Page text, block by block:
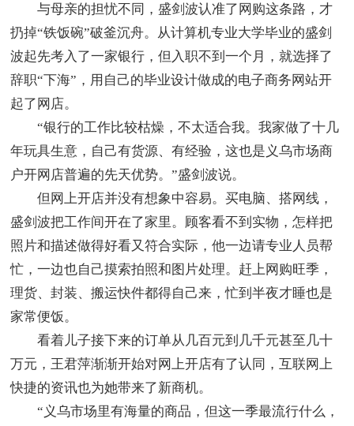
与母亲的担忧不同，盛剑波认准了网购这条路，才
扔掉“铁饭碗”破釜沉舟。从计算机专业大学毕业的盛剑
波起先考入了一家银行，但入职不到一个月，就选择了
辞职“下海”，用自己的毕业设计做成的电子商务网站开
起了网店。
“银行的工作比较枯燥，不太适合我。我家做了十几
年玩具生意，自己有货源、有经验，这也是义乌市场商
户开网店普遍的先天优势。”盛剑波说。
但网上开店并没有想象中容易。买电脑、搭网线，
盛剑波把工作间开在了家里。顾客看不到实物，怎样把
照片和描述做得好看又符合实际，他一边请专业人员帮
忙，一边也自己摸索拍照和图片处理。赶上网购旺季，
理货、封装、搬运快件都得自己来，忙到半夜才睡也是
家常便饭。
看着儿子接下来的订单从几百元到几千元甚至几十
万元，王君萍渐渐开始对网上开店有了认同，互联网上
快捷的资讯也为她带来了新商机。
“义乌市场里有海量的商品，但这一季最流行什么，